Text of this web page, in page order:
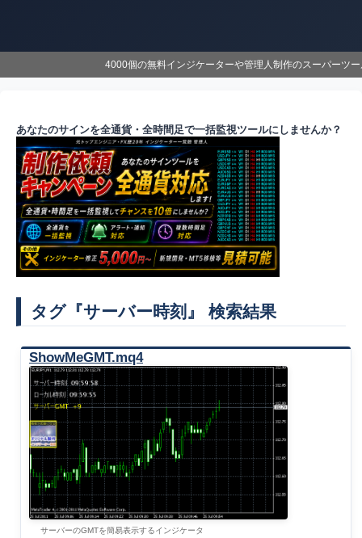
4000個の無料インジケーターや管理人制作のスーパーツ
あなたのサインを全通貨・全時間足で一括監視ツールにしませんか？
タグ『サーバー時刻』 検索結果
ShowMeGMT.mq4
サーバーのGMTを簡易表示するインジケータ